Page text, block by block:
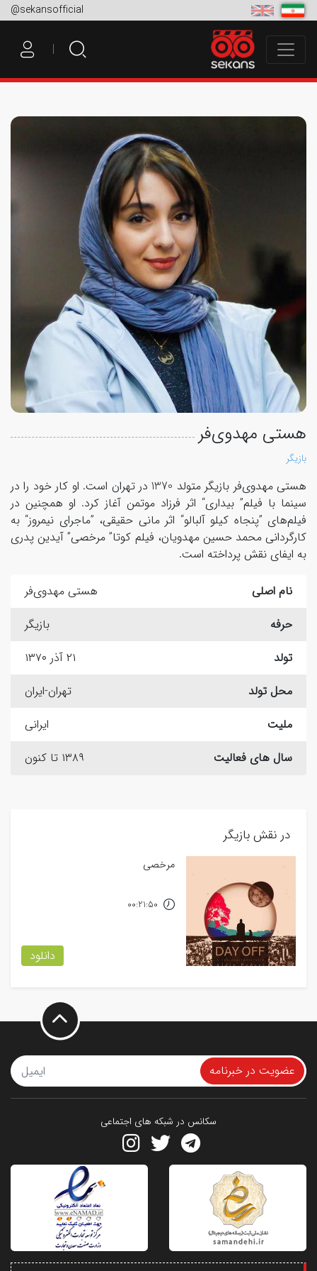
@sekansofficial
هستی مهدوی‌فر
بازیگر
هستی مهدوی‌فر بازیگر متولد 1370 در تهران است. او کار خود را در
سینما با فیلم” بیداری“ اثر فرزاد موتمن آغاز کرد. او همچنین در
فیلم‌های ”پنجاه کیلو آلبالو“ اثر مانی حقیقی، ”ماجرای نیمروز“ به
کارگردانی محمد حسین مهدویان، فیلم کوتا” مرخصی” آیدین پدری
به ایفای نقش پرداخته است.
نام اصلی
هستی مهدوی‌فر
حرفه
بازیگر
تولد
۲۱ آذر ۱۳۷۰
محل تولد
تهران-ایران
ملیت
ایرانی
سال های فعالیت
۱۳۸۹ تا کنون
در نقش بازیگر
مرخصی
دانلود
00:21:50
عضویت در خبرنامه
سکانس در شبکه های اجتماعی